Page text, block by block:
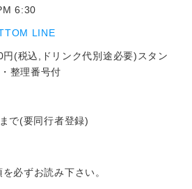
6:30
LINE
(税込,ドリンク代別途必要)スタン
整理番号付
で(要同行者登録)
必ずお読み下さい。